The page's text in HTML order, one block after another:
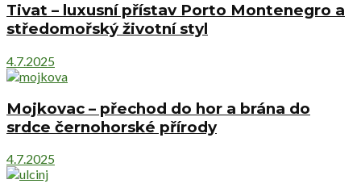
Tivat – luxusní přístav Porto Montenegro a
středomořský životní styl
4.7.2025
Mojkovac – přechod do hor a brána do
srdce černohorské přírody
4.7.2025